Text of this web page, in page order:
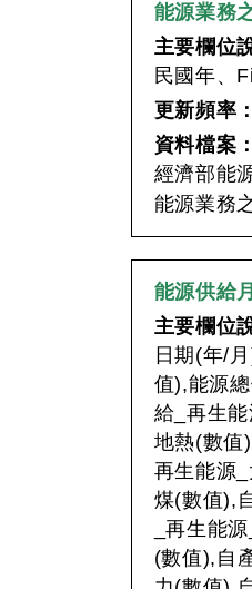
能源業務
主要欄位
民國年、
更新頻率：
資料檔案：
經濟部能
能源業務
能源供給
主要欄位
日期(年/
值),能源
給_再生
地熱(數值
再生能源
煤(數值),
_再生能
(數值),自